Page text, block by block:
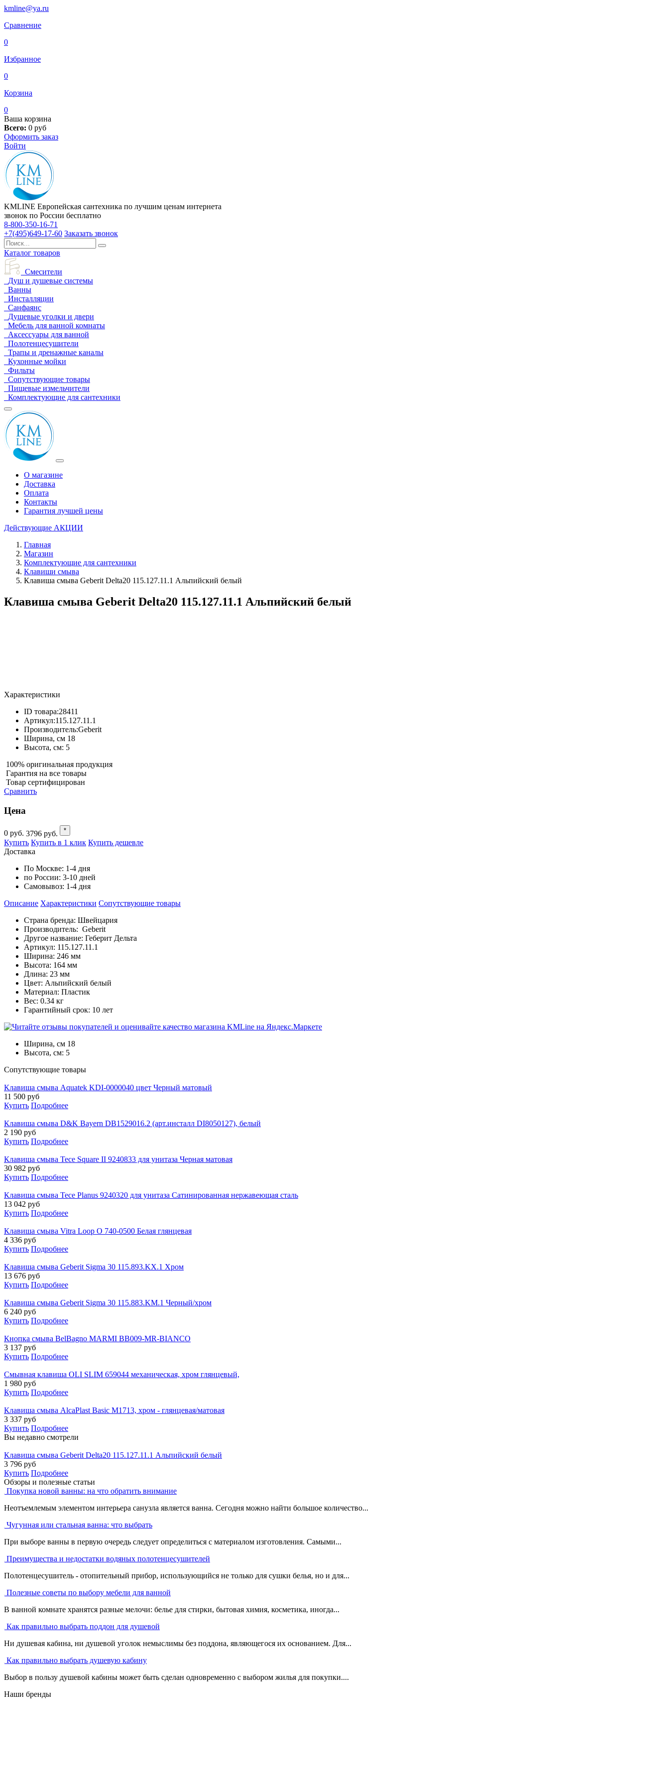
kmline@ya.ru
Сравнение
0
Избранное
0
Корзина
0
Ваша корзина
Всего: 0 руб
Оформить заказ
Войти
KMLINE Европейская сантехника по лучшим ценам интернета
звонок по России бесплатно
8-800-350-16-71
+7(495)649-17-60 Заказать звонок
Каталог товаров
Смесители
Душ и душевые системы
Ванны
Инсталляции
Санфаянс
Душевые уголки и двери
Мебель для ванной комнаты
Аксессуары для ванной
Полотенцесушители
Трапы и дренажные каналы
Кухонные мойки
Фильты
Сопутствующие товары
Пищевые измельчители
Комплектующие для сантехники
О магазине
Доставка
Оплата
Контакты
Гарантия лучшей цены
Действующие АКЦИИ
Главная
Магазин
Комплектующие для сантехники
Клавиши смыва
Клавиша смыва Geberit Delta20 115.127.11.1 Альпийский белый
Клавиша смыва Geberit Delta20 115.127.11.1 Альпийский белый
Характеристики
ID товара:28411
Артикул:115.127.11.1
Производитель:Geberit
Ширина, см 18
Высота, см: 5
100% оригинальная продукция
Гарантия на все товары
Товар сертифицирован
Сравнить
Цена
0 руб. 3796 руб. *
Купить Купить в 1 клик Купить дешевле
Доставка
По Москве: 1-4 дня
по России: 3-10 дней
Самовывоз: 1-4 дня
Описание Характеристики Cопутствующие товары
Страна бренда: Швейцария
Производитель: Geberit
Другое название: Геберит Дельта
Артикул: 115.127.11.1
Ширина: 246 мм
Высота: 164 мм
Длина: 23 мм
Цвет: Альпийский белый
Материал: Пластик
Вес: 0.34 кг
Гарантийный срок: 10 лет
Ширина, см 18
Высота, см: 5
Cопутствующие товары
Клавиша смыва Aquatek KDI-0000040 цвет Черный матовый
11 500 руб
Купить Подробнее
Клавиша смыва D&K Bayern DB1529016.2 (арт.инсталл DI8050127), белый
2 190 руб
Купить Подробнее
Клавиша смыва Tece Square II 9240833 для унитаза Черная матовая
30 982 руб
Купить Подробнее
Клавиша смыва Tece Planus 9240320 для унитаза Сатинированная нержавеющая сталь
13 042 руб
Купить Подробнее
Клавиша смыва Vitra Loop O 740-0500 Белая глянцевая
4 336 руб
Купить Подробнее
Клавиша смыва Geberit Sigma 30 115.893.KX.1 Хром
13 676 руб
Купить Подробнее
Клавиша смыва Geberit Sigma 30 115.883.KM.1 Черный/хром
6 240 руб
Купить Подробнее
Кнопка смыва BelBagno MARMI BB009-MR-BIANCO
3 137 руб
Купить Подробнее
Смывная клавиша OLI SLIM 659044 механическая, хром глянцевый,
1 980 руб
Купить Подробнее
Клавиша смыва AlcaPlast Basic M1713, хром - глянцевая/матовая
3 337 руб
Купить Подробнее
Вы недавно смотрели
Клавиша смыва Geberit Delta20 115.127.11.1 Альпийский белый
3 796 руб
Купить Подробнее
Обзоры и полезные статьи
Покупка новой ванны: на что обратить внимание
Неотъемлемым элементом интерьера санузла является ванна. Сегодня можно найти большое количество...
Чугунная или стальная ванна: что выбрать
При выборе ванны в первую очередь следует определиться с материалом изготовления. Самыми...
Преимущества и недостатки водяных полотенцесушителей
Полотенцесушитель - отопительный прибор, использующийся не только для сушки белья, но и для...
Полезные советы по выбору мебели для ванной
В ванной комнате хранятся разные мелочи: белье для стирки, бытовая химия, косметика, иногда...
Как правильно выбрать поддон для душевой
Ни душевая кабина, ни душевой уголок немыслимы без поддона, являющегося их основанием. Для...
Как правильно выбрать душевую кабину
Выбор в пользу душевой кабины может быть сделан одновременно с выбором жилья для покупки....
Наши бренды